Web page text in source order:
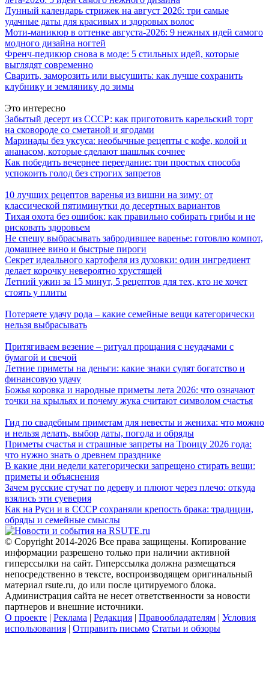
Лунный календарь стрижек на август 2026: три самые
удачные даты для красивых и здоровых волос
Моти-маникюр в оттенке августа-2026: 9 нежных идей самого
модного дизайна ногтей
Френч-педикюр снова в моде: 5 стильных идей, которые
выглядят современно
Сварить, заморозить или высушить: как лучше сохранить
клубнику и землянику до зимы
Это интересно
Забытый десерт из СССР: как приготовить карельский торт
на сковороде со сметаной и ягодами
Маринады без уксуса: необычные рецепты с кофе, колой и
ананасом, которые сделают шашлык сочнее
Как победить вечернее переедание: три простых способа
успокоить голод без строгих запретов
10 лучших рецептов варенья из вишни на зиму: от
классической пятиминутки до десертных вариантов
Тихая охота без ошибок: как правильно собирать грибы и не
рисковать здоровьем
Не спешу выбрасывать забродившее варенье: готовлю компот,
домашнее вино и быстрые пироги
Секрет идеального картофеля из духовки: один ингредиент
делает корочку невероятно хрустящей
Летний ужин за 15 минут, 5 рецептов для тех, кто не хочет
стоять у плиты
Потеряете удачу рода – какие семейные вещи категорически
нельзя выбрасывать
Притягиваем везение – ритуал прощания с неудачами с
бумагой и свечой
Летние приметы на деньги: какие знаки сулят богатство и
финансовую удачу
Божья коровка и народные приметы лета 2026: что означают
точки на крыльях и почему жука считают символом счастья
Гид по свадебным приметам для невесты и жениха: что можно
и нельзя делать, выбор даты, погода и обряды
Приметы счастья и страшные запреты на Троицу 2026 года:
что нужно знать о древнем празднике
В какие дни недели категорически запрещено стирать вещи:
приметы и объяснения
Зачем русские стучат по дереву и плюют через плечо: откуда
взялись эти суеверия
Как на Руси и в СССР сохраняли крепость брака: традиции,
обряды и семейные смыслы
© Copyright 2014-2026 Все права защищены. Копирование
информации разрешено только при наличии активной
гиперссылки на сайт. Гиперссылка должна размещаться
непосредственно в тексте, воспроизводящем оригинальный
материал rsute.ru, до или после цитируемого блока.
Администрация сайта не несет ответственности за новости
партнеров и внешние источники.
О проекте | Реклама | Редакция | Правообладателям | Условия
использования | Отправить письмо Статьи и обзоры